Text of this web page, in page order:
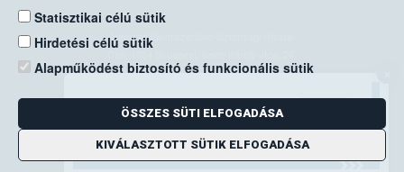
Statisztikai célú sütik
Hirdetési célú sütik
Alapműködést biztosító és funkcionális sütik
ÖSSZES SÜTI ELFOGADÁSA
KIVÁLASZTOTT SÜTIK ELFOGADÁSA
Nemzeti Élelmiszerlánc-biztonsági Hivatal
Levelezési cím: 1525 Budapest. Pf. 30.
E-mail:ugyfelszolgalat@nebih.gov.hu
Zöld szám: 06-80/263-244
Telefon: 06-1/ 336-9000